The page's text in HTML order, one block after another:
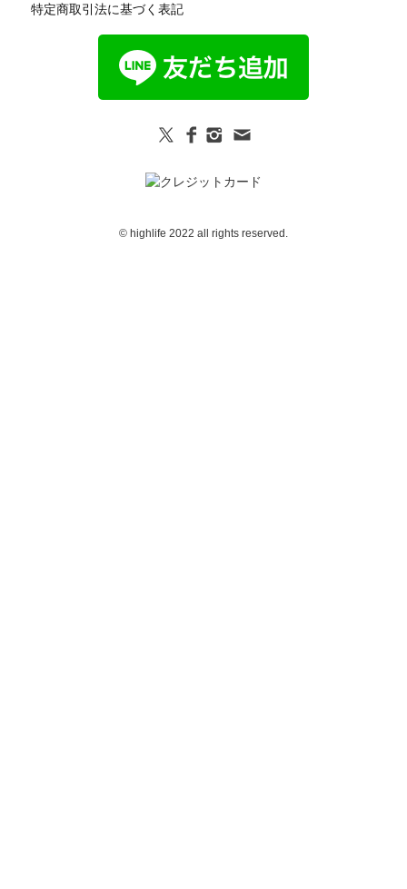
特定商取引法に基づく表記
© highlife 2022 all rights reserved.